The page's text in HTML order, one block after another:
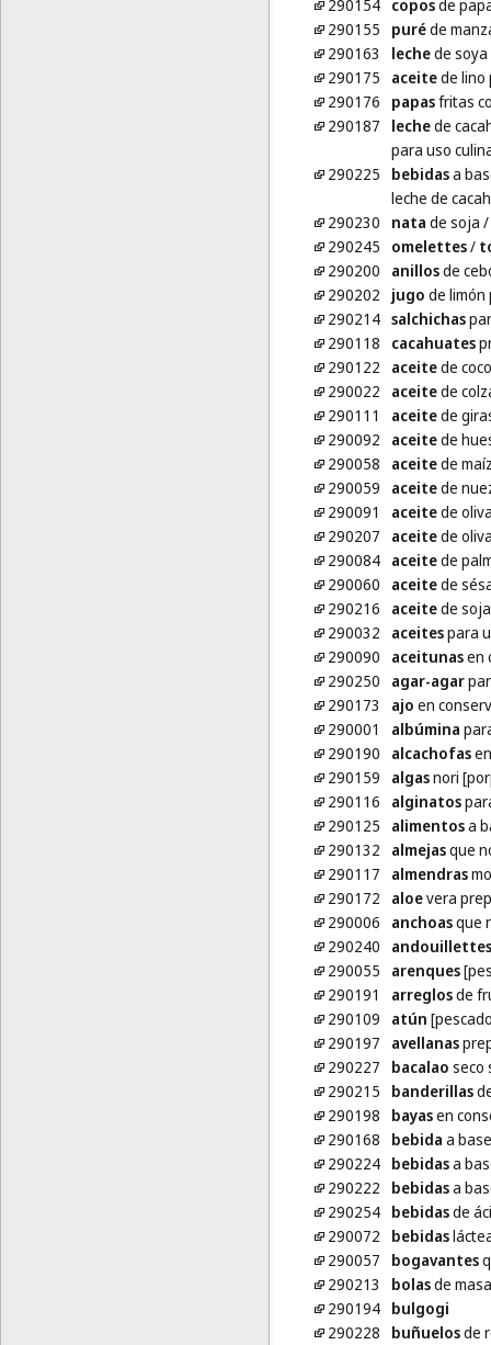
290154 coposde
290155
puréde
290163
lechede soya
290175
aceitede lino
290176
papasfritas
290187
lechede
para uso
290225
bebidasa
leche de
290230
nata de soja /
290245
omelettes/
290200
anillosde
290202
jugo de limón
290214 salchichas
290118
cacahuates
290122
aceitede
290022
aceitede
290111
aceitede
290092
aceitede
290058
aceitede
290059
aceitede
290091
aceitede
290207
aceitede
290084 aceitede
290060
aceitede
290216
aceitede
290032
aceitespara
290090
aceitunasen
290250
agar-agar
290173
ajo en
290001
albúmina
290190
alcachofas
290159
algasnori
290116
alginatos
290125
alimentosa
290132
almejasque
290117
almendras
290172
aloevera
290006
anchoasque
290240
andouillettes
290055
arenques
290191
arreglosde
290109
atún
290197
avellanas
290227
bacalao seco
290215
banderillas
290198
bayasen
290168
bebida a
290224 bebidasa
290222
bebidasa
290254 bebidasde
290072
bebidas
290057
bogavantes
290213
bolasde
290194 bulgogi
290228
buñuelosde